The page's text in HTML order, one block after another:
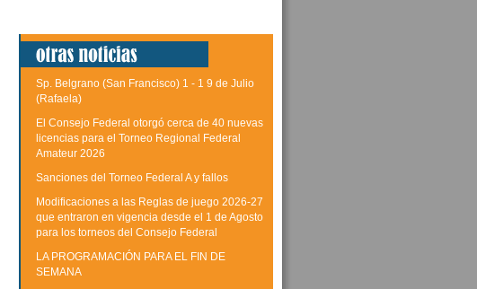
Sp. Belgrano (San Francisco) 1 - 1 9 de Julio
(Rafaela)
El Consejo Federal otorgó cerca de 40 nuevas
licencias para el Torneo Regional Federal
Amateur 2026
Sanciones del Torneo Federal A y fallos
Modificaciones a las Reglas de juego 2026-27
que entraron en vigencia desde el 1 de Agosto
para los torneos del Consejo Federal
LA PROGRAMACIÓN PARA EL FIN DE
SEMANA